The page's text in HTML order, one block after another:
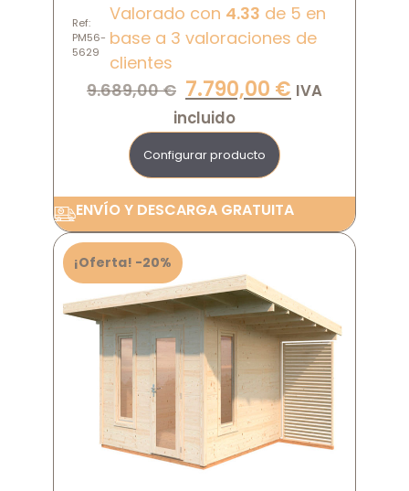
Ref:
PM56-
5629
Valorado con 4.33 de 5 en
base a 3 valoraciones de
clientes
9.689,00€ 7.790,00 € IVA
incluido
Configurar producto
ENVÍO Y DESCARGA GRATUITA
¡Oferta! -20%